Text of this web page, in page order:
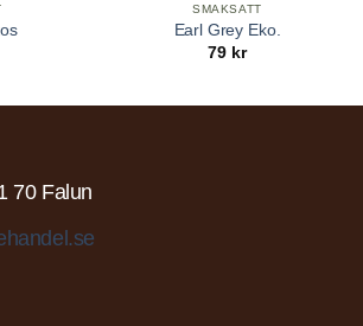
SMAKSATT
Earl Grey Eko.
79 kr
70 Falun